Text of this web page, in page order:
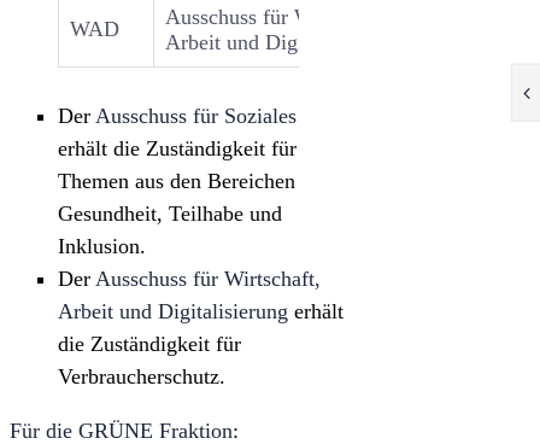
WAD
Ausschuss für Wirtschaft,
Arbeit und Digitalisierung
Der Ausschuss für Soziales
erhält die Zuständigkeit für
Themen aus den Bereichen
Gesundheit, Teilhabe und
Inklusion.
Der Ausschuss für Wirtschaft,
Arbeit und Digitalisierung erhält
die Zuständigkeit für
Verbraucherschutz.
Für die GRÜNE Fraktion: